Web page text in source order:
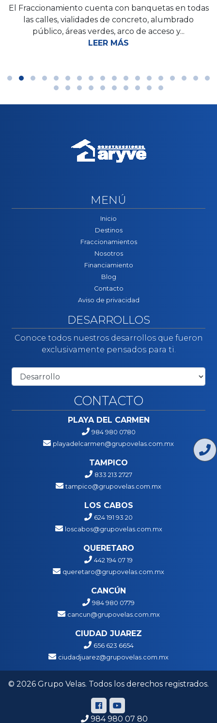
El Fraccionamiento cuenta con banquetas en todas
las calles, vialidades de concreto, alumbrado
público, áreas verdes, arco de acceso y...
LEER MÁS
MENÚ
Inicio
Destinos
Fraccionamientos
Nosotros
Financiamiento
Blog
Contacto
Aviso de privacidad
DESARROLLOS
Conoce todos nuestros desarrollos que fueron
exclusivamente pensados para ti.
CONTACTO
PLAYA DEL CARMEN
984 980 0780
playadelcarmen@grupovelas.com.mx
TAMPICO
833 213 2727
tampico@grupovelas.com.mx
LOS CABOS
624 191 93 20
loscabos@grupovelas.com.mx
QUERETARO
442 194 07 19
queretaro@grupovelas.com.mx
CANCÚN
984 980 0779
cancun@grupovelas.com.mx
CIUDAD JUAREZ
656 623 6654
ciudadjuarez@grupovelas.com.mx
© 2026 Grupo Velas. Todos los derechos registrados.
984 980 07 80